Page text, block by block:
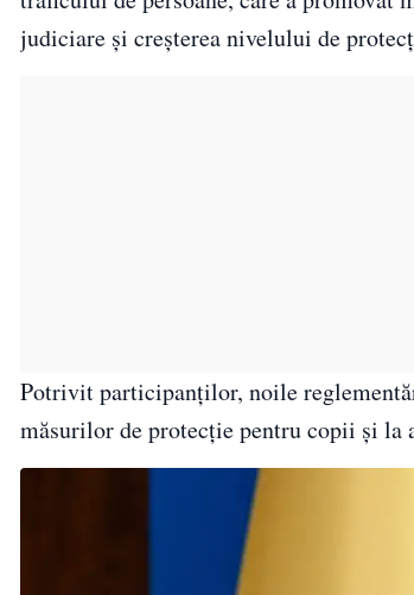
judiciare și creșterea nivelului de
Potrivit participanților, noile
măsurilor de protecție pentru copii și la